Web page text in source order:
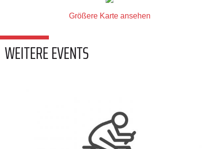
Größere Karte ansehen
WEITERE EVENTS